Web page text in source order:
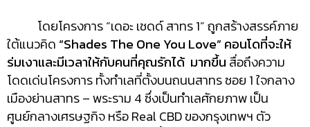
โดยโครงการ “เดอะ เชดด์ สาทร 1” ถูกสร้างสรรค์ภาย
ใต้แนวคิด “Shades The One You Love” คอนโดที่จะให้
ร่มเงาและมีเวลาให้กับคนที่คุณรักได้ มากขึ้น สื่อถึงความ
โดดเด่นโครงการ ทั้งทำเลที่ตั้งบนถนนสาทร ซอย 1 ใจกลาง
เมืองย่านสาทร – พระราม 4 ซึ่งเป็นทำเลศักยภาพ เป็น
ศูนย์กลางเศรษฐกิจ หรือ Real CBD ของกรุงเทพฯ ตัว